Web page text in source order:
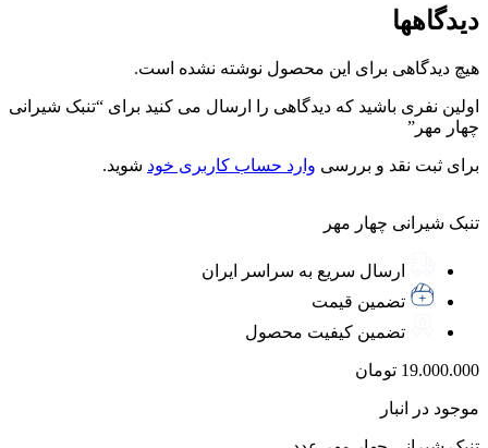
دیدگاهها
هیچ دیدگاهی برای این محصول نوشته نشده است.
اولین نفری باشید که دیدگاهی را ارسال می کنید برای “تنبک شیرانی
چهار مهر”
برای ثبت نقد و بررسی وارد حساب کاربری خود شوید.
تنبک شیرانی چهار مهر
ارسال سریع به سراسر ایران
تضمین قیمت
تضمین کیفیت محصول
19.000.000 تومان
موجود در انبار